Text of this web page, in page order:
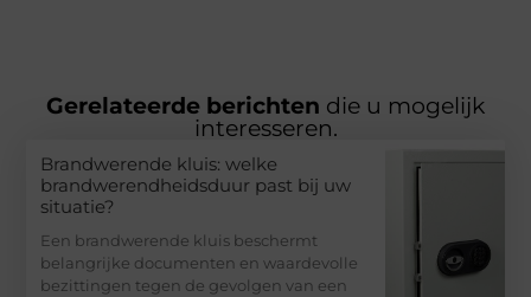
Gerelateerde berichten die u mogelijk
interesseren.
Brandwerende kluis: welke
brandwerendheidsduur past bij uw
situatie?
Een brandwerende kluis beschermt
belangrijke documenten en waardevolle
bezittingen tegen de gevolgen van een